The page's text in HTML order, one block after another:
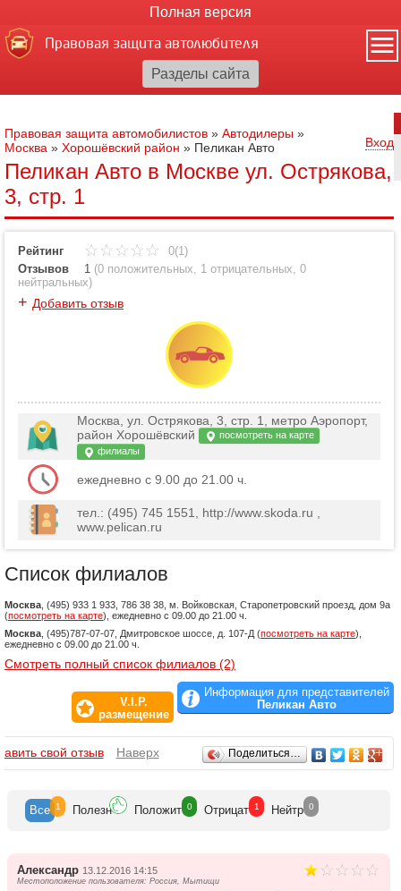
Полная версия
Правовая защита автолюбителя
Правовая защита автомобилистов » Автодилеры »
Москва » Хорошёвский район » Пеликан Авто Вход
Пеликан Авто в Москве ул. Острякова,
3, стр. 1
Рейтинг
0(1)
Отзывов
1 (0 положительных, 1 отрицательных, 0
нейтральных)
+ Добавить отзыв
Москва, ул. Острякова, 3, стр. 1, метро Аэропорт,
район Хорошёвский
посмотреть на карте
филиалы
ежедневно с 9.00 до 21.00 ч.
тел.: (495) 745 1551, http://www.skoda.ru ,
www.pelican.ru
Список филиалов
Москва , (495) 933 1 933, 786 38 38, м. Войковская, Старопетровский проезд, дом 9а
(посмотреть на карте), ежедневно с 09.00 до 21.00 ч.
Москва , (495)787-07-07, Дмитровское шоссе, д. 107-Д (посмотреть на карте),
ежедневно с 09.00 до 21.00 ч.
Смотреть полный список филиалов (2)
V.I.P.
размещение
Информация для представителей
Пеликан Авто
Отзывы
свой отзыв Наверх Поделиться…
Все 1 Полезн Положит 0 Отрицат 1 Нейтр 0
Александр 13.12.2016 14:15
Местоположение пользователя: Россия, Мытищи